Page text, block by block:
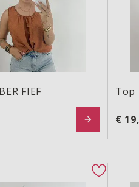
FIEF Top
€